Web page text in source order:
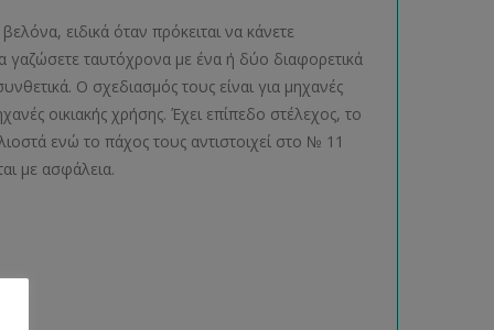
ειδικά όταν πρόκειται να κάνετε
γαζώσετε ταυτόχρονα με ένα ή δύο διαφορετικά
Ο σχεδιασμός τους είναι για μηχανές
οικιακής χρήσης. Έχει επίπεδο στέλεχος, το
ενώ το πάχος τους αντιστοιχεί στο № 11
με ασφάλεια.